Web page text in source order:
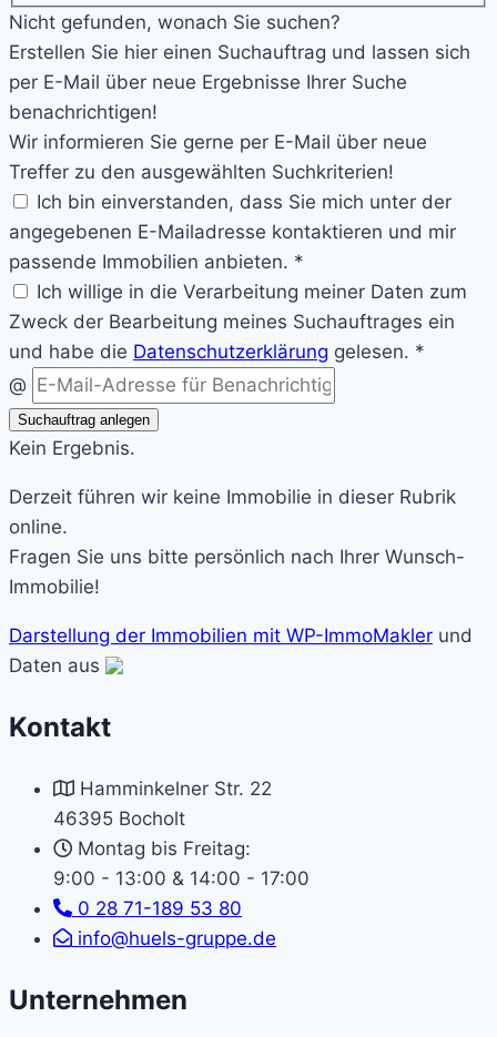
Nicht gefunden, wonach Sie suchen?
Erstellen Sie hier einen Suchauftrag und lassen sich
per E-Mail über neue Ergebnisse Ihrer Suche
benachrichtigen!
Wir informieren Sie gerne per E-Mail über neue
Treffer zu den ausgewählten Suchkriterien!
Ich bin einverstanden, dass Sie mich unter der
angegebenen E-Mailadresse kontaktieren und mir
passende Immobilien anbieten. *
Ich willige in die Verarbeitung meiner Daten zum
Zweck der Bearbeitung meines Suchauftrages ein
und habe die Datenschutzerklärung gelesen. *
@
Suchauftrag anlegen
Kein Ergebnis.
Derzeit führen wir keine Immobilie in dieser Rubrik
online.
Fragen Sie uns bitte persönlich nach Ihrer Wunsch-
Immobilie!
Darstellung der Immobilien mit WP-ImmoMakler und
Daten aus
Kontakt
Hamminkelner Str. 22
46395 Bocholt
Montag bis Freitag:
9:00 - 13:00 & 14:00 - 17:00
0 28 71-189 53 80
info@huels-gruppe.de
Unternehmen